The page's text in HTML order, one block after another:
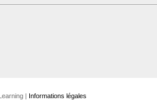
| Informations légales